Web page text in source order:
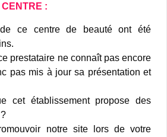
CENTRE :
de ce centre de beauté ont été
prestataire ne connaît pas encore
pas mis à jour sa présentation et
cet établissement propose des
notre site lors de votre